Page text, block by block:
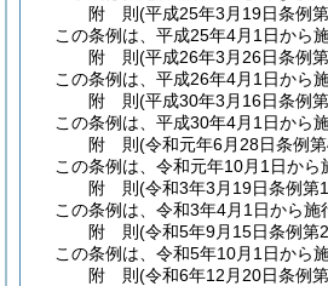
附 則(平成25年3月19日条例
この条例は、平成25年4月1日から施
附 則(平成26年3月26日条例
この条例は、平成26年4月1日から施
附 則(平成30年3月16日条例
この条例は、平成30年4月1日から施
附 則(令和元年6月28日条例
この条例は、令和元年10月1日から
附 則(令和3年3月19日条例第
この条例は、令和3年4月1日から施
附 則(令和5年9月15日条例第
この条例は、令和5年10月1日から施
附 則(令和6年12月20日条例